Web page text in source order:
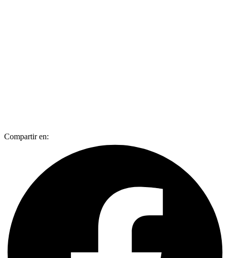
Compartir en: